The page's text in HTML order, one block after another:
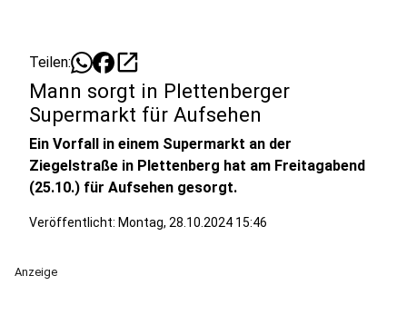
Teilen: open_in_new
Mann sorgt in Plettenberger
Supermarkt für Aufsehen
Ein Vorfall in einem Supermarkt an der
Ziegelstraße in Plettenberg hat am Freitagabend
(25.10.) für Aufsehen gesorgt.
Veröffentlicht: Montag, 28.10.2024 15:46
Anzeige